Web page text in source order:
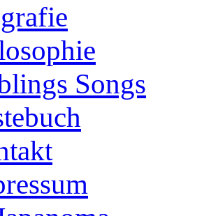
Songs